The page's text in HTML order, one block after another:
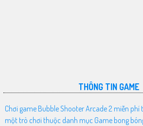
THÔNG TIN GAME
Chơi game Bubble Shooter Arcade 2 miễn phí
một trò chơi thuộc danh mục Game bong